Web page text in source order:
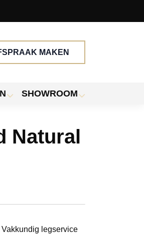
MAKEN
SHOWROOM
Natural
Vakkundig legservice